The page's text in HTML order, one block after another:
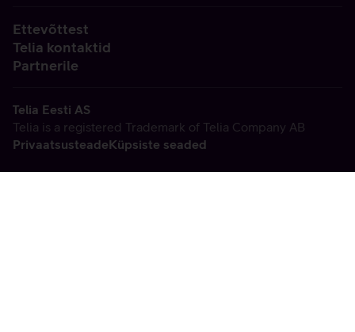
Ettevõttest
Telia kontaktid
Partnerile
Telia Eesti AS
Telia is a registered Trademark of Telia Company AB
PrivaatsusteadeKüpsiste seaded